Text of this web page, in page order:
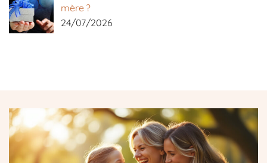
mère ?
24/07/2026